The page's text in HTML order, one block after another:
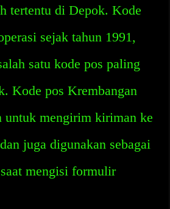
tertentu di Depok. Kode
sejak tahun 1991,
satu kode pos paling
Kode pos Krembangan
untuk mengirim kiriman ke
juga digunakan sebagai
mengisi formulir